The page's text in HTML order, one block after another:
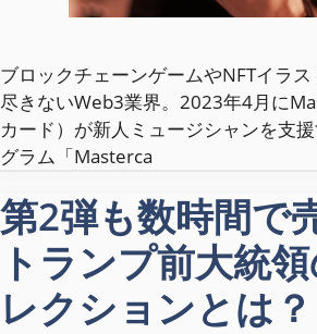
ブロックチェーンゲームやNFTイラ
尽きないWeb3業界。2023年4月に
カード）が新人ミュージシャンを支
グラム「Masterca
第2弾も数時間で
トランプ前大統
レクションとは？